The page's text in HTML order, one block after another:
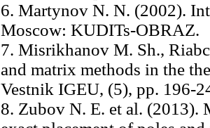
6. Martynov N. N. (2002).
Moscow: KUDITs-OBRAZ.
7. Misrikhanov M. Sh.,
and matrix methods in the
Vestnik IGEU, (5), pp. 196-
8. Zubov N. E. et al.